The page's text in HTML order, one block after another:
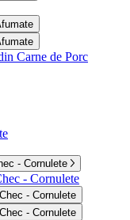
Carne de Porc
- Cornulete
- Cornulete
- Cornulete
- Cornulete